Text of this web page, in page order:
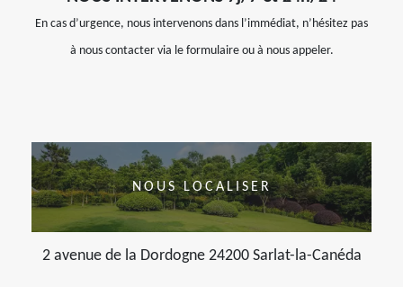
En cas d’urgence, nous intervenons dans l’immédiat, n’hésitez pas
à nous contacter via le formulaire ou à nous appeler.
NOUS LOCALISER
2 avenue de la Dordogne 24200 Sarlat-la-Canéda